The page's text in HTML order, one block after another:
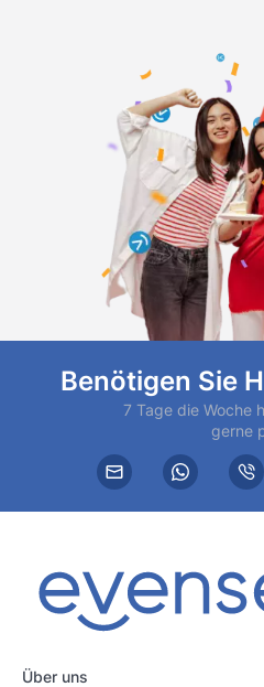
Benötigen Sie
7 Tage die Woche
gerne
Über uns